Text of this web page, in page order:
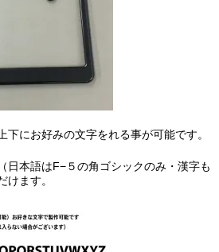
下にお好みの文字をれる事が可能です。
日本語はF−５の角ゴシックのみ・漢字も
けます。